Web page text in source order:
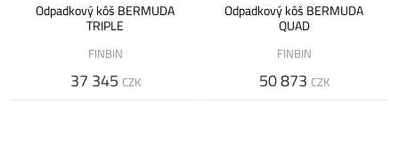
Odpadkový kôš BERMUDA
TRIPLE
FINBIN
37 345 CZK
Odpadkový kôš BERMUDA
QUAD
FINBIN
50 873 CZK